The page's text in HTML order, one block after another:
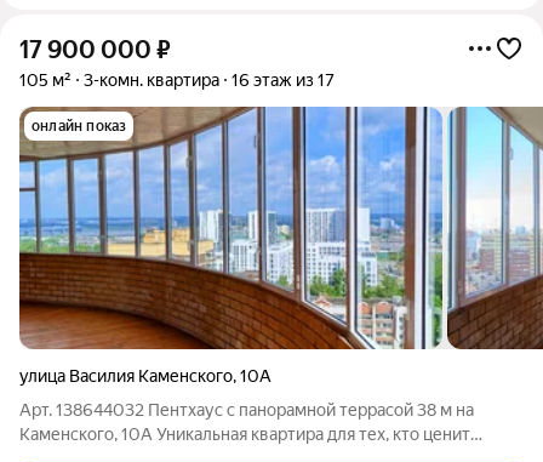
17 900 000 ₽
105 м² 3-комн. квартира 16 этаж из 17
онлайн показ
улица Василия Каменского,10А
Арт. 138644032 Пентхаус с панорамной террасой 38 м на
Каменского, 10А Уникальная квартира для тех, кто ценит